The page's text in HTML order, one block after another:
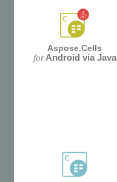
Aspose.Cells
for Android via Java